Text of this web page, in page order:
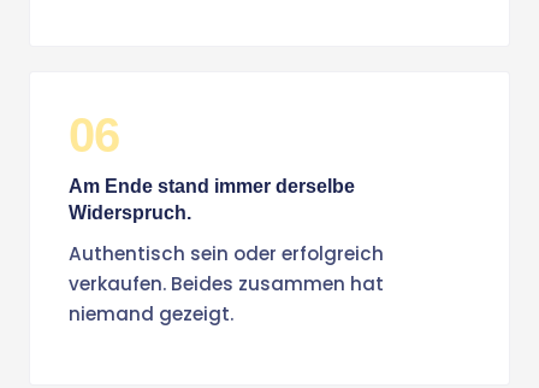
06
Am Ende stand immer derselbe
Widerspruch.
Authentisch sein oder erfolgreich
verkaufen. Beides zusammen hat
niemand gezeigt.